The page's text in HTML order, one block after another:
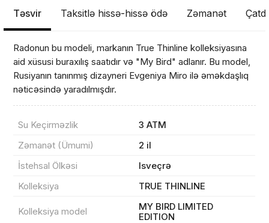
Təsvir Taksitlə hissə-hissə ödə Zəmanət
Radonun bu modeli, markanın True Thinline kolleksiyasına
aid xüsusi buraxılış saatıdır və "My Bird" adlanır. Bu model,
Rusiyanın tanınmış dizayneri Evgeniya Miro ilə əməkdaşlıq
nəticəsində yaradılmışdır.
Su Keçirməzlik
3 ATM
Zəmanət (Ümumi)
2 il
İstehsal Ölkəsi
Isveçrə
Kolleksiya
TRUE THINLINE
Kolleksiya model
MY BIRD LIMITED
EDITION